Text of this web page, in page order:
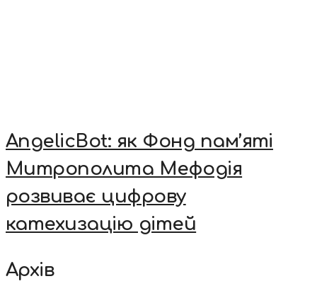
AngelicBot: як Фонд пам’яті
Митрополита Мефодія
розвиває цифрову
катехизацію дітей
Архів